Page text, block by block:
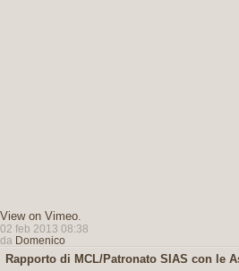
View on Vimeo.
02 feb 2013 08:38
da Domenico
Rapporto di MCL/Patronato SIAS con le